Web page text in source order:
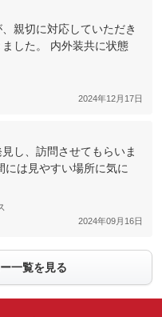
親切に対応していただき
した。 内外装共に状態
2024年12月17日
し、訪問させてもらいま
には見やすい場所に気に
2024年09月16日
一覧を見る